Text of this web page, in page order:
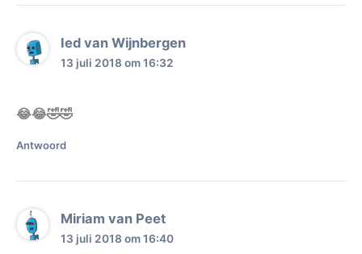
Ied van Wijnbergen
13 juli 2018 om 16:32
😂😂🤣🤣
Antwoord
Miriam van Peet
13 juli 2018 om 16:40